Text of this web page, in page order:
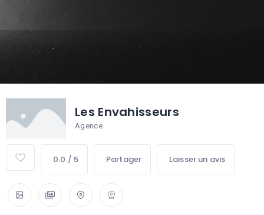
Les Envahisseurs
Agence
0.0 / 5 Partager Laisser un avis